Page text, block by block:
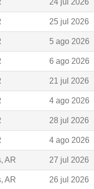
24 jul 2026
25 jul 2026
5 ago 2026
6 ago 2026
21 jul 2026
4 ago 2026
28 jul 2026
4 ago 2026
AR 27 jul 2026
AR 26 jul 2026